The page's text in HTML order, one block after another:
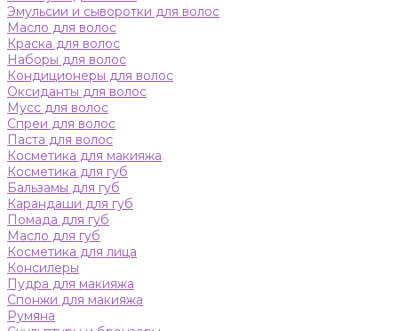
Эмульсии и сыворотки для волос
Масло для волос
Краска для волос
Наборы для волос
Кондиционеры для волос
Оксиданты для волос
Мусс для волос
Спреи для волос
Паста для волос
Косметика для макияжа
Косметика для губ
Бальзамы для губ
Карандаши для губ
Помада для губ
Масло для губ
Косметика для лица
Консилеры
Пудра для макияжа
Спонжи для макияжа
Румяна